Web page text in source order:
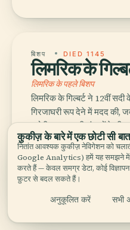
बिशप DIED 1145
लिमरिक के
लिमरिक के पहले बिशप
लिमरिक के गिल्बर्ट ने 12वीं
गिरजाघरी रूप देने में मदद की,
यूरोपीय सुधारवादी संसारों के
नदी-व्यापार, कच्ची शक्ति और
से जुड़े थे। सेंट मैरीज़ के पास खड़े
लगता।
कुकीज़ के बारे में एक छोटी सी
नितांत आवश्यक कुकीज़ नेविगेशन को
Google Analytics) हमें यह समझने में
करते हैं — केवल समग्र डेटा, कोई
फ़ुटर से बदल सकते हैं।
अनुकूलित करें सभी